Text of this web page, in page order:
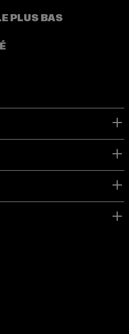
PLUS BAS